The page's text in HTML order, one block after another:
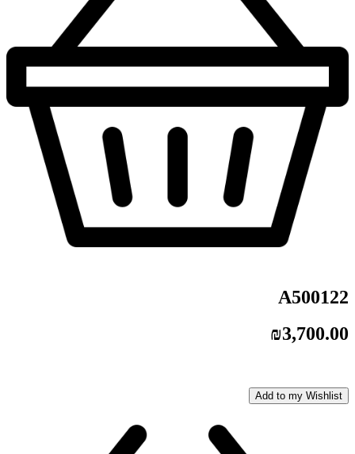
A500122
₪3,700.00
Add to my Wishlist